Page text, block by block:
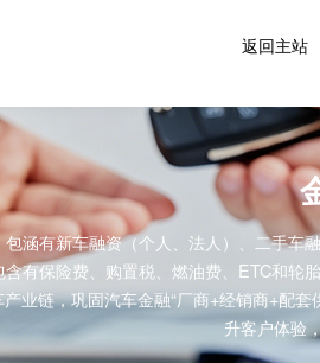
返回主站
涵有新车融资（个人、法人）、二手车
有保险费、购置税、燃油费、ETC和轮
业链，巩固汽车金融“厂商+经销商+配
升客户体验